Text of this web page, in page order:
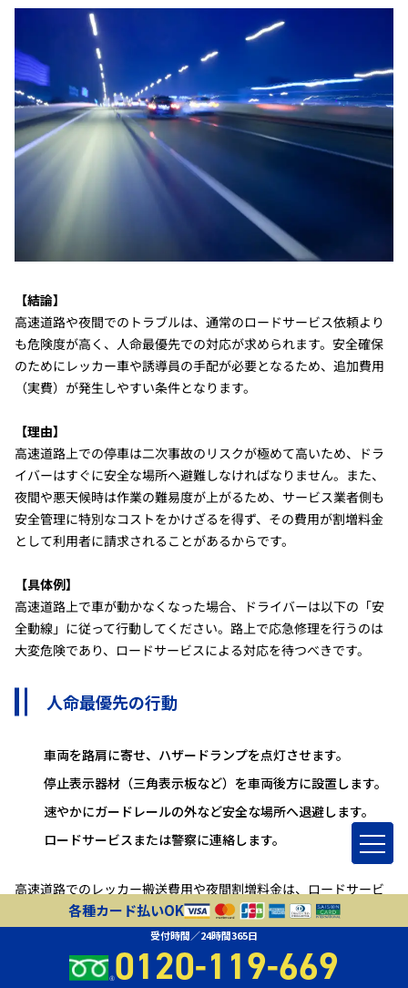
【結論】
高速道路や夜間でのトラブルは、通常のロードサービス依頼より
も危険度が高く、人命最優先での対応が求められます。安全確保
のためにレッカー車や誘導員の手配が必要となるため、追加費用
（実費）が発生しやすい条件となります。
【理由】
高速道路上での停車は二次事故のリスクが極めて高いため、ドラ
イバーはすぐに安全な場所へ避難しなければなりません。また、
夜間や悪天候時は作業の難易度が上がるため、サービス業者側も
安全管理に特別なコストをかけざるを得ず、その費用が割増料金
として利用者に請求されることがあるからです。
【具体例】
高速道路上で車が動かなくなった場合、ドライバーは以下の「安
全動線」に従って行動してください。路上で応急修理を行うのは
大変危険であり、ロードサービスによる対応を待つべきです。
人命最優先の行動
車両を路肩に寄せ、ハザードランプを点灯させます。
停止表示器材（三角表示板など）を車両後方に設置します。
速やかにガードレールの外など安全な場所へ退避します。
ロードサービスまたは警察に連絡します。
高速道路でのレッカー搬送費用や夜間割増料金は、ロードサービ
スの無料枠を超過した場合、実費として請求されます。夜間割増
は、通常料金の1.2倍〜1.5倍程度の幅で設定されることがありま
各種カード払いOK
受付時間／24時間365日
0120-119-669